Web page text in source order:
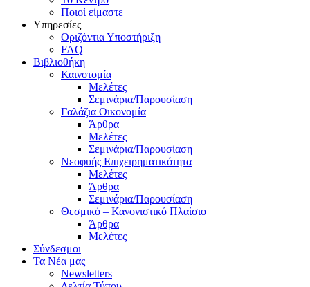
Ποιοί είμαστε
Υπηρεσίες
Οριζόντια Υποστήριξη
FAQ
Βιβλιοθήκη
Καινοτομία
Μελέτες
Σεμινάρια/Παρουσίαση
Γαλάζια Οικονομία
Άρθρα
Μελέτες
Σεμινάρια/Παρουσίαση
Νεοφυής Επιχειρηματικότητα
Μελέτες
Άρθρα
Σεμινάρια/Παρουσίαση
Θεσμικό – Κανονιστικό Πλαίσιο
Άρθρα
Μελέτες
Σύνδεσμοι
Τα Νέα μας
Newsletters